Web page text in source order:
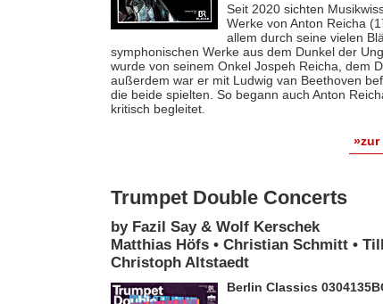
Seit 2020 sichten
Werke von Anton Reicha
allem durch seine vielen
symphonischen Werke aus dem Dunkel der
wurde von seinem Onkel Jospeh Reicha, dem
außerdem war er mit Ludwig van Beethoven
die beide spielten. So begann auch Anton
kritisch begleitet.
»zur
Trumpet Double Concerts
by Fazil Say & Wolf Kerschek
Matthias Höfs • Christian Schmitt •
Christoph Altstaedt
Berlin Classics